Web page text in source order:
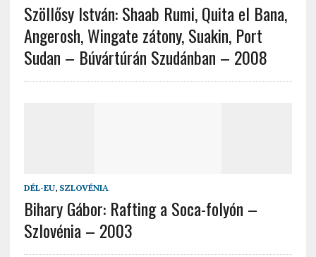
Szöllősy István: Shaab Rumi, Quita el Bana,
Angerosh, Wingate zátony, Suakin, Port
Sudan – Búvártúrán Szudánban – 2008
DÉL-EU, SZLOVÉNIA
Bihary Gábor: Rafting a Soca-folyón –
Szlovénia – 2003